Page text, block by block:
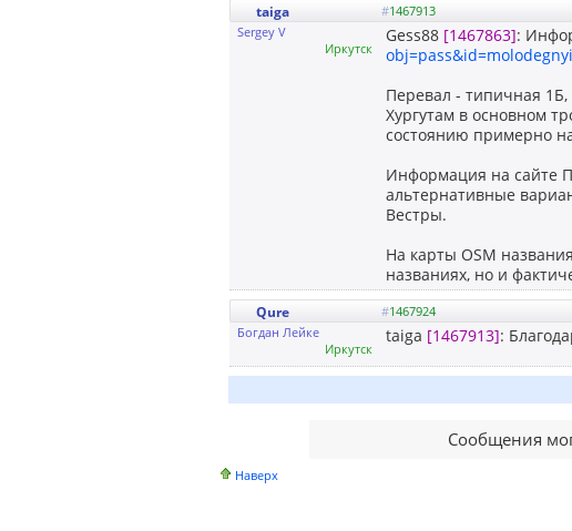
taiga #1467913
Sergey V
Иркутск
Gess88 [1467863]:
Перевал - типичная
Хургутам в основном
состоянию примерно
Информация на сайте
альтернативные
Вестры.
На карты OSM
названиях, но и
Qure #1467924
Богдан Лейке
Иркутск
taiga [1467913]:
Сообщения
Наверх